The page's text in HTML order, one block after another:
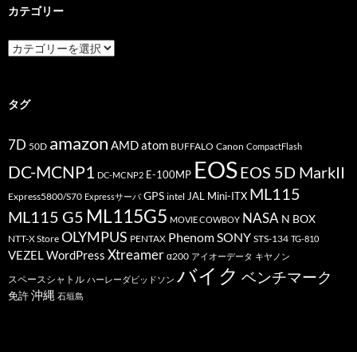
カテゴリー
カ
テ
ー
タグ
7D 50D amazon AMDatom BUFFALO Canon CompactFlash
DC-MCNP1 DC-MCNP2 E-100MP EOSEOS 5D MarkII
Express5800/S70 Expressサーバ GPS intel JAL Mini-ITX ML115
ML115 G5 ML115G5 MOVIE COWBOY NASA N BOX
NTT-X Store OLYMPUS PENTAX PhenomSONY STS-134 TG-810
VEZELWordPress Xtreamer α200 アイオーデータ キヤノン
スペースシャトル ハーレーダビッドソン バイク ベンチマーク
免許沖縄 石垣島